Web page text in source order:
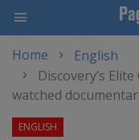
main
content
Home
English
Discovery’s
watched